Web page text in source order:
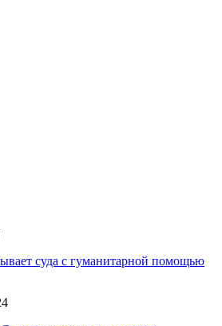
суда с гуманитарной помощью